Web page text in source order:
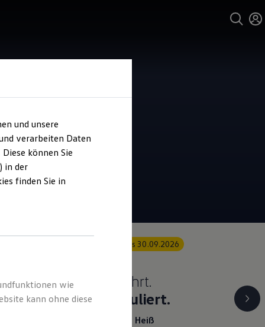
Angebot gültig bis 30.09.2026
Heiß begehrt.
Kühl kalkuliert.
Ihr Traumauto? Heiß
und unsere
verarbeiten Daten
können Sie
in der
finden Sie in
wie
kann ohne diese